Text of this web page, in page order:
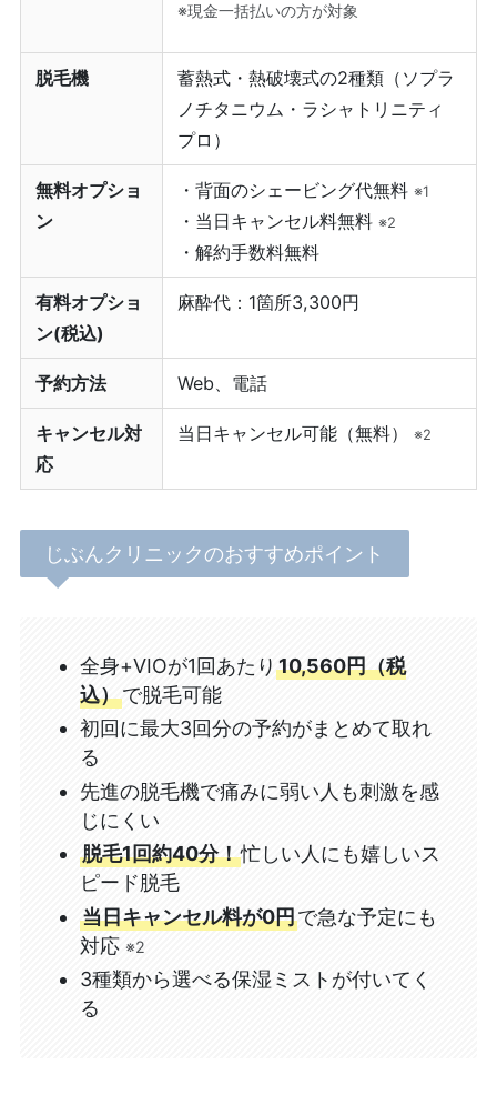
※現金一括払いの方が対象
脱毛機
蓄熱式・熱破壊式の2種類（ソプラ
ノチタニウム・ラシャトリニティ
プロ）
無料オプショ
ン
・背面のシェービング代無料※1
・当日キャンセル料無料※2
・解約手数料無料
有料オプショ
ン(税込)
麻酔代：1箇所3,300円
予約方法 Web、電話
キャンセル対
応
当日キャンセル可能（無料）※2
じぶんクリニックのおすすめポイント
全身+VIOが1回あたり 10,560円（税
込）で脱毛可能
初回に最大3回分の予約がまとめて取れ
る
先進の脱毛機で痛みに弱い人も刺激を感
じにくい
脱毛1回約40分！忙しい人にも嬉しいス
ピード脱毛
当日キャンセル料が0円で急な予定にも
対応 ※2
3種類から選べる保湿ミストが付いてく
る